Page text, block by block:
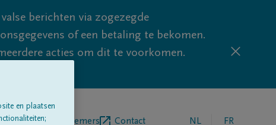
berichten via zogezegde
of een betaling te bekomen.
acties om dit te voorkomen.
Begrafenisondernemers Contact NL FR
en plaatsen